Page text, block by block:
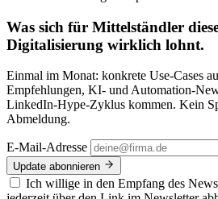
Was sich für Mittelständler
Digitalisierung wirklich lohnt.
Einmal im Monat: konkrete Use-Cases
Empfehlungen, KI- und Automation-
LinkedIn-Hype-Zyklus kommen. Kein
Abmeldung.
E-Mail-Adresse
Update abonnieren
Ich willige in den Empfang des